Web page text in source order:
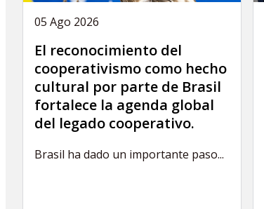
05 Ago 2026
El reconocimiento del
cooperativismo como hecho
cultural por parte de Brasil
fortalece la agenda global
del legado cooperativo.
Brasil ha dado un importante paso...